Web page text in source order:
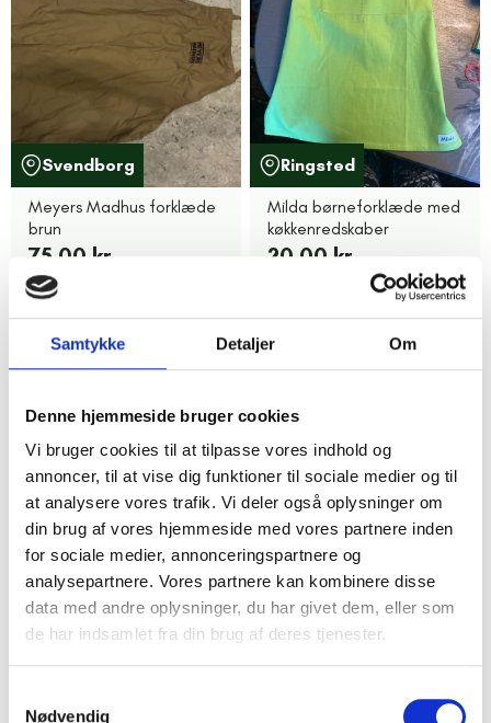
Samtykke Detaljer Om
Denne hjemmeside bruger cookies
Vi bruger cookies til at tilpasse vores indhold og
annoncer, til at vise dig funktioner til sociale medier og til
at analysere vores trafik. Vi deler også oplysninger om
din brug af vores hjemmeside med vores partnere inden
for sociale medier, annonceringspartnere og
analysepartnere. Vores partnere kan kombinere disse
data med andre oplysninger, du har givet dem, eller som
de har indsamlet fra din brug af deres tjenester.
Nødvendig
Svendborg
Meyers Madhus forklæde
brun
75,00 kr.
Ringsted
Milda børneforklæde med
køkkenredskaber
20,00 kr.
5
Helsingør
Prikket forklæde i bomuld
50,00 kr.
Køge
Ternet lyserødt
forklædeLyserødt
forklæde og kokke
25,00 kr.